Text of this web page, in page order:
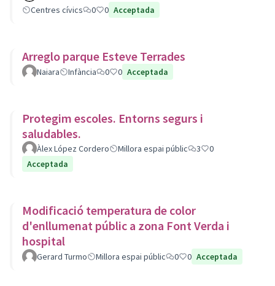
Centres cívics
0 0 Acceptada
Arreglo parque Esteve Terrades
Naiara Infància 0 0 Acceptada
Protegim escoles. Entorns segurs i
saludables.
Àlex López Cordero Millora espai públic 3
0
Acceptada
Modificació temperatura de color
d'enllumenat públic a zona Font Verda i
hospital
Gerard Turmo Millora espai públic 0 0 Acceptada